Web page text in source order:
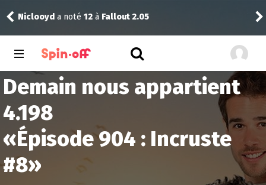
Niclooyd a noté 12 à Fallout 2.05
Demain nous appartient
4.198
«Épisode 904 : Incruste
#8»